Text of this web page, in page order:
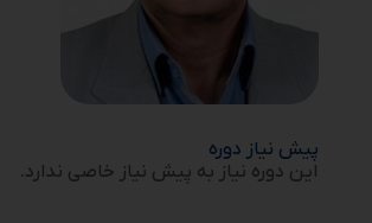
پیش نیاز دوره
این دوره نیاز به پیش نیاز خاصی ندارد.